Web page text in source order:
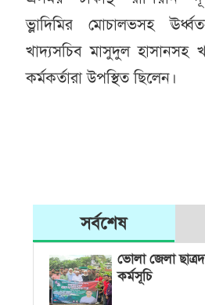
ভ্লাদিমির মোচালভসহ
খাদ্যসচিব মাসুদুল হাসানসহ
কর্মকর্তারা উপস্থিত ছিলেন।
সর্বশেষ
ভোলা জেলা
কর্মসূচি